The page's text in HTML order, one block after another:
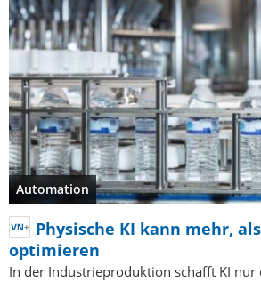
Automation
Physische KI kann mehr,
optimieren
In der Industrieproduktion schafft KI nur